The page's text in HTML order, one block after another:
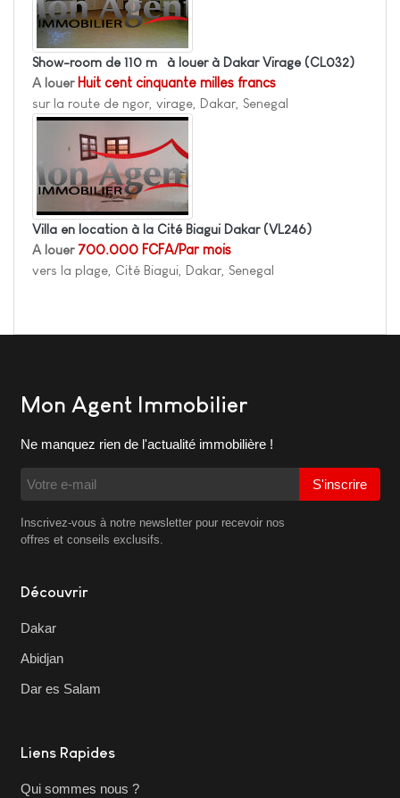
Show-room de 110 m² à louer à Dakar Virage (CL032)
A louer Huit cent cinquante milles francs
sur la route de ngor, virage, Dakar, Senegal
Villa en location à la Cité Biagui Dakar (VL246)
A louer 700.000 FCFA/Par mois
vers la plage, Cité Biagui, Dakar, Senegal
Mon Agent Immobilier
Ne manquez rien de l'actualité immobilière !
S'inscrire
Inscrivez-vous à notre newsletter pour recevoir nos
offres et conseils exclusifs.
Découvrir
Dakar
Abidjan
Dar es Salam
Liens Rapides
Qui sommes nous ?